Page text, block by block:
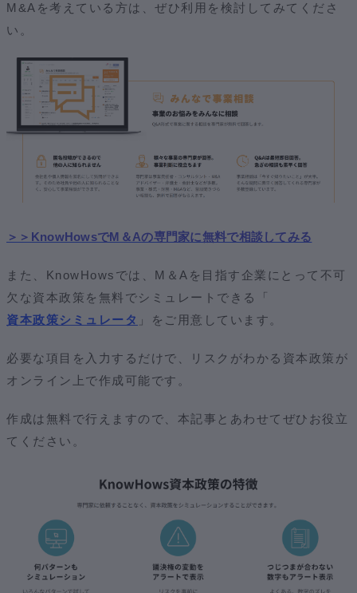
M&Aを考えている方は、ぜひ利用を検討してみてくださ
い。
＞＞KnowHowsでM＆Aの専門家に無料で相談してみる
また、KnowHowsでは、M＆Aを目指す企業にとって不可
欠な資本政策を無料でシミュレートできる
「
資本政策シミュレータ 」 をご用意しています。
必要な項目を入力するだけで、リスクがわかる資本政策が
オンライン上で作成可能です。
作成は無料で行えますので、本記事とあわせてぜひお役立
てください。